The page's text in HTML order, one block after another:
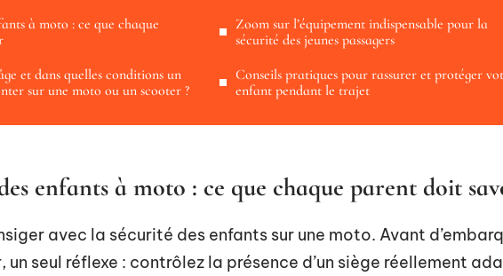
à moto : ce que chaque
et dans quelles conditions un
sur une moto ou un scooter ?
Zoom sur l’équipement indispensable pour la
sécurité des jeunes passagers
Conseils pratiques pour rassurer et protéger
enfant pendant le trajet
enfants à moto : ce que chaque parent doit
avec la sécurité des enfants sur une moto. Avant
un seul réflexe : contrôlez la présence d’un siège réellement